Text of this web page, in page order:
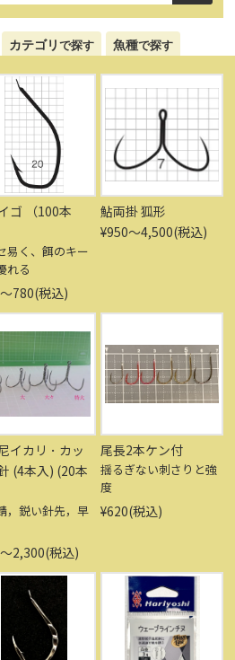
カテゴリ で探す 魚種で探す
ゴ （100本
易く、餌のキー
れる
780(税込)
鮎両掛 狐形
¥950〜4,500(税込)
イカリ ･ カッ
(4本入) (20本
，鋭い針先，早
2,300(税込)
尾長2本ケン付
揺るぎない刺さりと強
度
¥620(税込)